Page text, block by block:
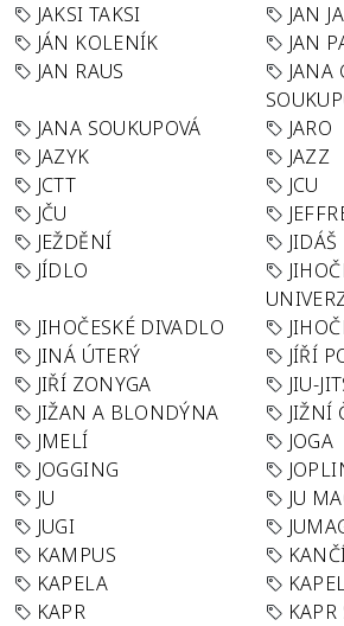
JAKSI TAKSI
JAN
JÁN KOLENÍK
JAN
JAN RAUS
JANA
JANA SOUKUPOVÁ
JARO
JAZYK
JAZZ
JCTT
JCU
JČU
JEŽDĚNÍ
JIDÁŠ
JÍDLO
JIHOČESKÉ DIVADLO
JINÁ ÚTERÝ
JÍŘÍ
JIŘÍ ZONYGA
JIU-
JIŽAN A BLONDÝNA
JIŽNÍ
JMELÍ
JOGA
JOGGING
JU
JU
JUGI
KAMPUS
KAPELA
KAPR
KAPR